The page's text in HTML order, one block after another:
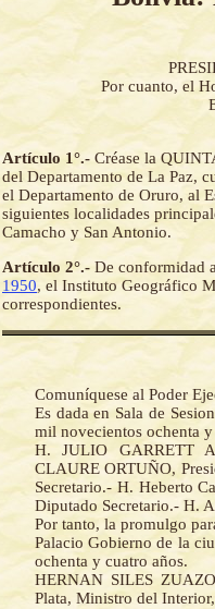
Por cuanto, el
Artículo 1°.- Créase la
del Departamento de La Paz,
el Departamento de Oruro, al
siguientes localidades
Camacho y San Antonio.
Artículo 2°.- De conformidad
1950, el Instituto Geográfico
correspondientes.
Comuníquese al Poder
Es dada en Sala de
mil novecientos ochenta y
H. JULIO GARRETT
CLAURE ORTUÑO,
Secretario.- H. Heberto
Diputado Secretario.- H.
Por tanto, la promulgo
Palacio Gobierno de la
ochenta y cuatro años.
HERNAN SILES
Plata, Ministro del